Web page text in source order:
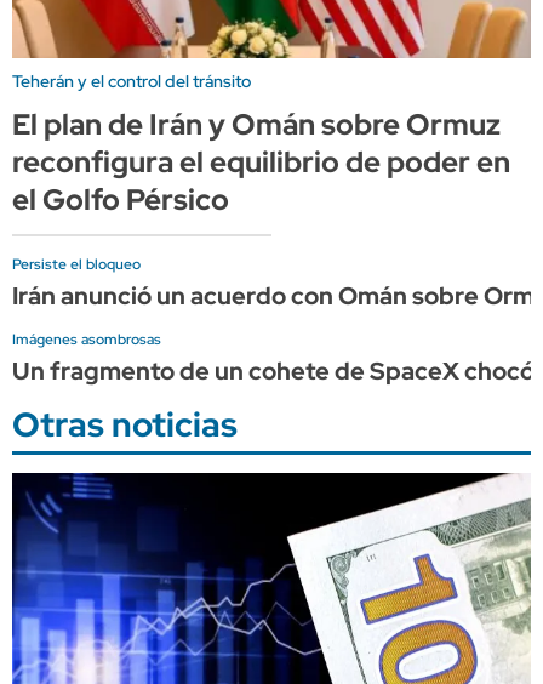
Teherán y el control del tránsito
El plan de Irán y Omán sobre Ormuz
reconfigura el equilibrio de poder en
el Golfo Pérsico
Persiste el bloqueo
Irán anunció un acuerdo con Omán sobre
Imágenes asombrosas
Un fragmento de un cohete de SpaceX
Otras noticias